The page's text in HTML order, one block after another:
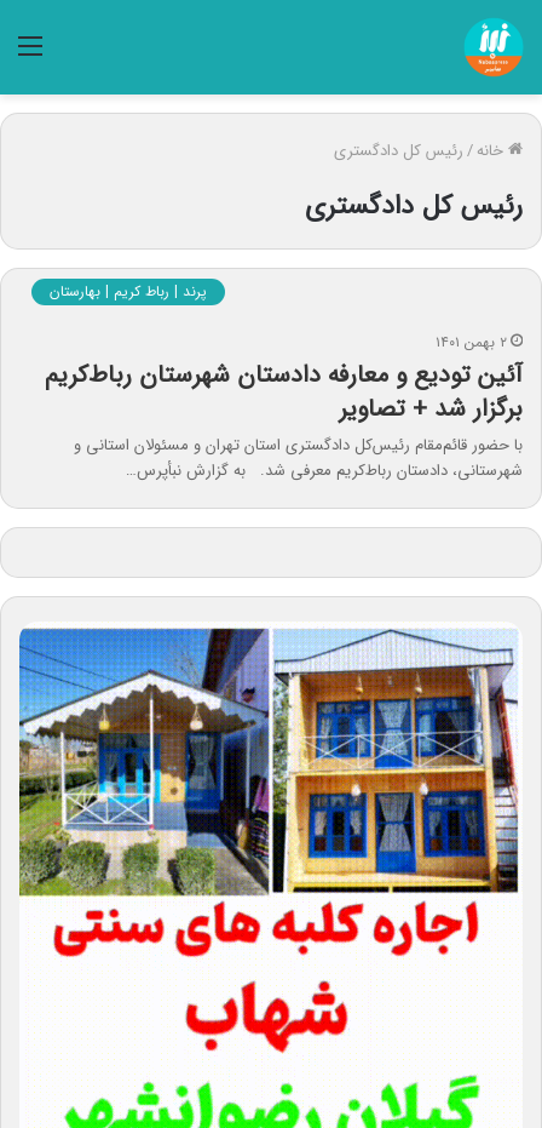
خانه/رئیس کل دادگستری
رئیس کل دادگستری
پرند | رباط کریم | بهارستان
۲ بهمن ۱۴۰۱
آئین تودیع و معارفه دادستان شهرستان رباط‌کریم
برگزار شد + تصاویر
با حضور قائم‌مقام رئیس‌کل دادگستری استان تهران و مسئولان استانی و
شهرستانی، دادستان رباط‌کریم معرفی شد. به گزارش نبأپرس…